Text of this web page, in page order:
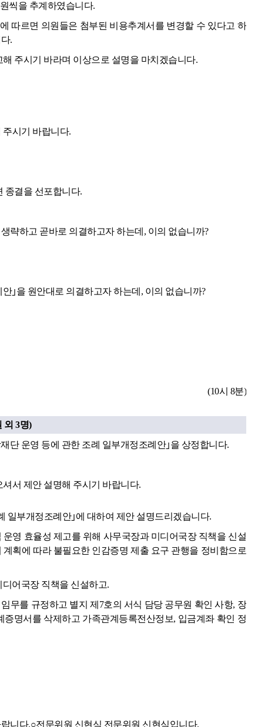
씩을 추계하였습니다.
따르면 의원들은 첨부된 비용추계서를 변경할 수 있다고 하
.
주시기 바라며 이상으로 설명을 마치겠습니다.
시기 바랍니다.
종결을 선포합니다.
략하고 곧바로 의결하고자 하는데, 이의 없습니까?
｣을 원안대로 의결하고자 하는데, 이의 없습니까?
(10시 8분)
외 3명)
단 운영 등에 관한 조례 일부개정조례안｣을 상정합니다.
서 제안 설명해 주시기 바랍니다.
일부개정조례안｣에 대하여 제안 설명드리겠습니다.
영 효율성 제고를 위해 사무국장과 미디어국장 직책을 신설
획에 따라 불필요한 인감증명 제출 요구 관행을 정비함으로
어국장 직책을 신설하고.
무를 규정하고 별지 제7호의 서식 담당 공무원 확인 사항, 장
증명서를 삭제하고 가족관계등록전산정보, 입금계좌 확인 정
니다.○전문위원 신현식 전문위원 신현식입니다.